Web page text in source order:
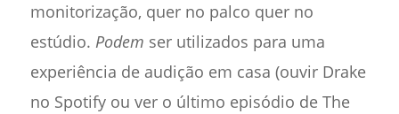
monitorização, quer no palco quer no
estúdio. Podem ser utilizados para uma
experiência de audição em casa (ouvir Drake
no Spotify ou ver o último episódio de The